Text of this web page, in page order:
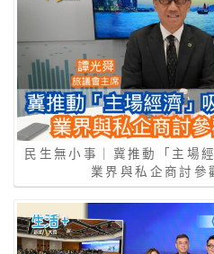
民生無小事｜冀推動「主場
業界與私企商討參